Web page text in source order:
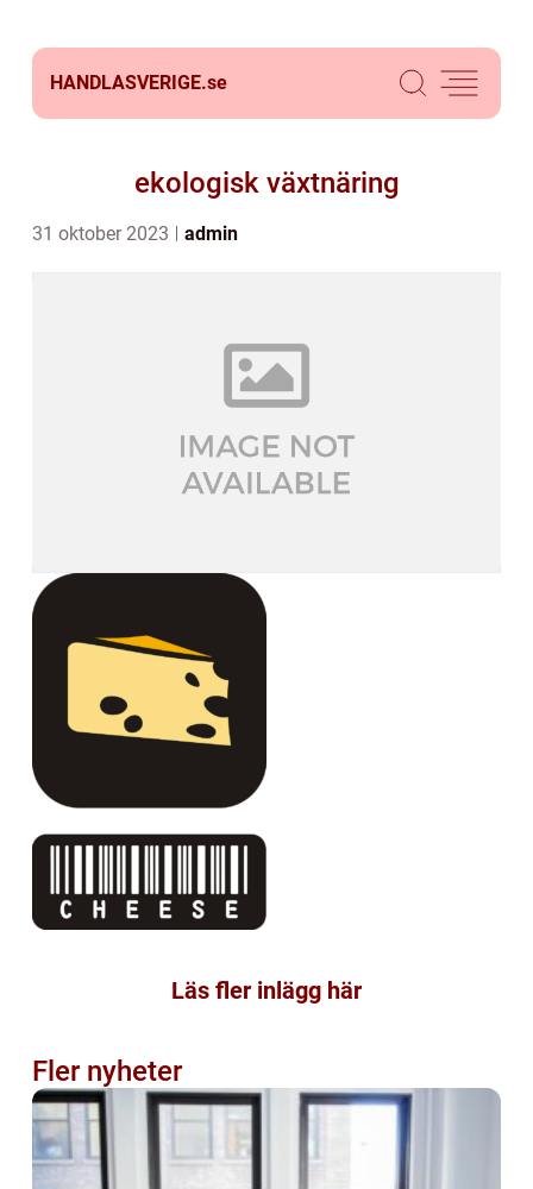
HANDLASVERIGE.se
ekologisk växtnäring
31 oktober 2023 admin
Läs fler inlägg här
Fler nyheter